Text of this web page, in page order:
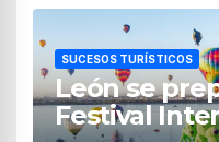
SUCESOS TURÍSTICOS
León se
Festival